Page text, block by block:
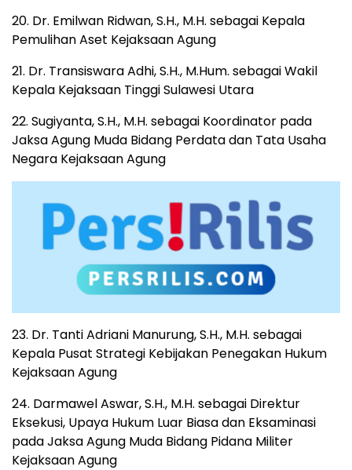
20. Dr. Emilwan Ridwan, S.H., M.H. sebagai Kepala
Pemulihan Aset Kejaksaan Agung
21. Dr. Transiswara Adhi, S.H., M.Hum. sebagai Wakil
Kepala Kejaksaan Tinggi Sulawesi Utara
22. Sugiyanta, S.H., M.H. sebagai Koordinator pada
Jaksa Agung Muda Bidang Perdata dan Tata Usaha
Negara Kejaksaan Agung
23. Dr. Tanti Adriani Manurung, S.H., M.H. sebagai
Kepala Pusat Strategi Kebijakan Penegakan Hukum
Kejaksaan Agung
24. Darmawel Aswar, S.H., M.H. sebagai Direktur
Eksekusi, Upaya Hukum Luar Biasa dan Eksaminasi
pada Jaksa Agung Muda Bidang Pidana Militer
Kejaksaan Agung